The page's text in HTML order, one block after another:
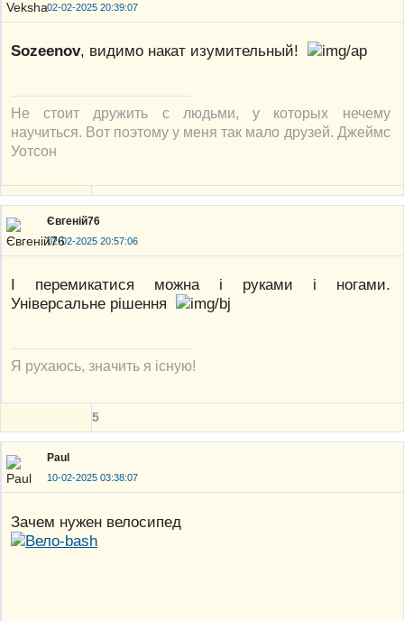
02-02-2025 20:39:07
Sozeenov, видимо накат изумительный!
Не стоит дружить с людьми, у которых нечему
научиться. Вот поэтому у меня так мало друзей. Джеймс
Уотсон
Євгеній76
02-02-2025 20:57:06
І перемикатися можна і руками і ногами.
Універсальне рішення
Я рухаюсь, значить я існую!
5
Paul
10-02-2025 03:38:07
Зачем нужен велосипед